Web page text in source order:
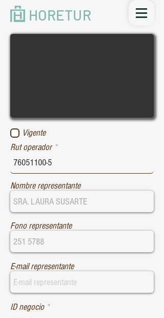
HORETUR
Vigente
Rut operador
Nombre representante
Fono representante
E-mail representante
ID negocio